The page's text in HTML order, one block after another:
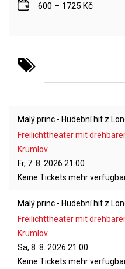
600 – 1725 Kč
Malý princ - Hudební hit z
Freilichttheater mit
Krumlov
Fr, 7. 8. 2026 21:00
Keine Tickets mehr
Malý princ - Hudební hit z
Freilichttheater mit
Krumlov
Sa, 8. 8. 2026 21:00
Keine Tickets mehr